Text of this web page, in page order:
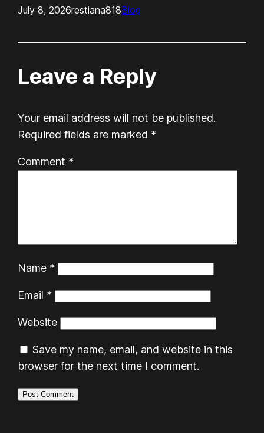
July 8, 2026restiana818Blog
Leave a Reply
Your email address will not be published.
Required fields are marked *
Comment *
Name *
Email *
Website
Save my name, email, and website in this
browser for the next time I comment.